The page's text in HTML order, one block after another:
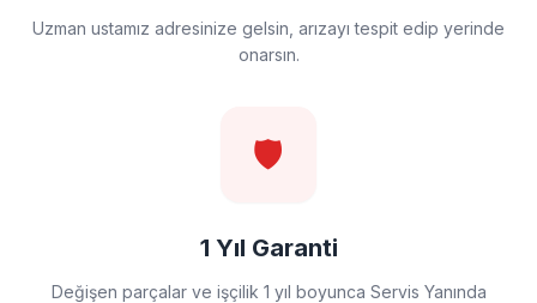
Uzman ustamız adresinize gelsin, arızayı tespit edip yerinde
onarsın.
🛡️
1 Yıl Garanti
Değişen parçalar ve işçilik 1 yıl boyunca Servis Yanında